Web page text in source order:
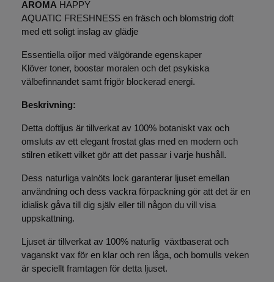
AROMA HAPPY
AQUATIC FRESHNESS en fräsch och blomstrig doft
med ett soligt inslag av glädje
Essentiella oiljor med välgörande egenskaper
Klöver toner, boostar moralen och det psykiska
välbefinnandet samt frigör blockerad energi.
Beskrivning:
Detta doftljus är tillverkat av 100% botaniskt vax och
omsluts av ett elegant frostat glas med en modern och
stilren etikett vilket gör att det passar i varje hushåll.
Dess naturliga valnöts lock garanterar ljuset emellan
användning och dess vackra förpackning gör att det är en
idialisk gåva till dig själv eller till någon du vill visa
uppskattning.
Ljuset är tillverkat av 100% naturlig växtbaserat och
vaganskt vax för en klar och ren låga, och bomulls veken
är speciellt framtagen för detta ljuset.